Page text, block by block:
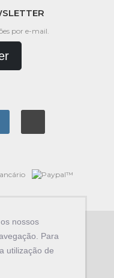
nossos
Para
utilização de
por e-mail.
de Fátima